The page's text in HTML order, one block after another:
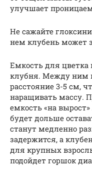
улучшает
Не сажайте
нем клубень может
Емкость для цветка
клубня. Между ним
расстояние 3-5 см,
наращивать массу.
емкость «на
будет дольше
станут медленно
задержится, а
для крупных
подойдет горшок